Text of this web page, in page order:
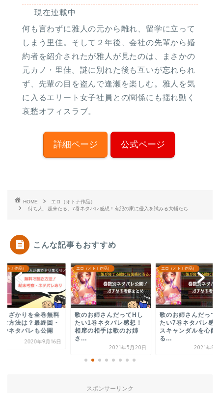
現在連載中
何も言わずに雅人の元から離れ、留学に立って
しまう里佳。そして２年後、会社の先輩から婚
約者を紹介されたが雅人が見たのは、まさかの
元カノ・里佳。謎に別れた後も互いが忘れられ
ず、先輩の目を盗んで逢瀬を楽しむ。雅人を気
に入るエリート女子社員との関係にも揺れ動く
哀愁オフィスラブ。
詳細ページ 公式ページ
HOME
エロ（オトナ作品）
待ち人、超来たる。7巻ネタバレ感想！有紀の家に侵入を試みる大輔たち
こんな記事もおすすめ
オトナ作品）
お姉さんだってHし
1巻ネタバレ感想！
の相手は歌のお姉
エロ（オトナ作品）
歌のお姉さんだってHし
たい7巻ネタバレ感想！
スキャンダルを心配す
る...
2021年8月27日
エロ（オトナ作品）
俺のワルな同級生4
タバレ感想｜溜まり
った先輩達の座興開
スポンサーリンク